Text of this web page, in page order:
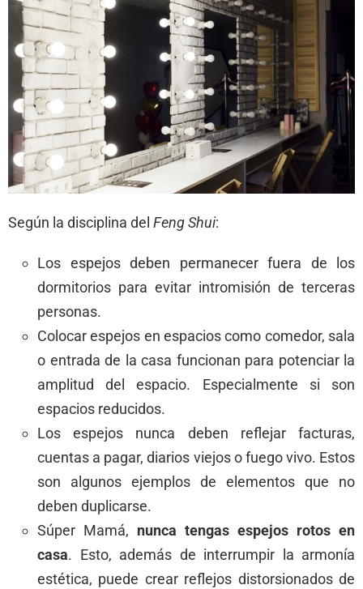
Según la disciplina del Feng Shui:
Los espejos deben permanecer fuera de los
dormitorios para evitar intromisión de terceras
personas.
Colocar espejos en espacios como comedor, sala
o entrada de la casa funcionan para potenciar la
amplitud del espacio. Especialmente si son
espacios reducidos.
Los espejos nunca deben reflejar facturas,
cuentas a pagar, diarios viejos o fuego vivo. Estos
son algunos ejemplos de elementos que no
deben duplicarse.
Súper Mamá, nunca tengas espejos rotos en
casa. Esto, además de interrumpir la armonía
estética, puede crear reflejos distorsionados de